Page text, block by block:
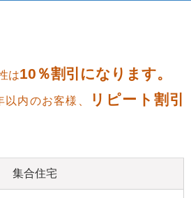
は10％割引になります。
内のお客様、
リピート割引
集合住宅